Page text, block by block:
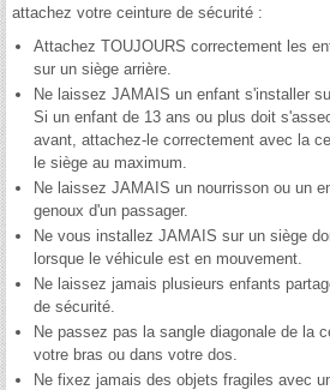
attachez votre ceinture de sécurité :
Attachez TOUJOURS correctement les
sur un siège arrière.
Ne laissez JAMAIS un enfant s'installer
Si un enfant de 13 ans ou plus doit
avant, attachez-le correctement avec la
le siège au maximum.
Ne laissez JAMAIS un nourrisson ou un
genoux d'un passager.
Ne vous installez JAMAIS sur un siège
lorsque le véhicule est en mouvement.
Ne laissez jamais plusieurs enfants
de sécurité.
Ne passez pas la sangle diagonale de la
votre bras ou dans votre dos.
Ne fixez jamais des objets fragiles avec